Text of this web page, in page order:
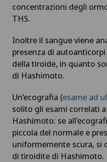
Cura intermedia IMC
Curvatura del pene
Curvatura della
Da Vinci
Degenerazione
Densitometria
concentrazioni degli
THS.
Inoltre il sangue viene
presenza di
della tiroide, in quanto
di Hashimoto.
Un’ecografia (esame ad
solito gli esami correlati
Hashimoto: se
piccola del normale e
uniformemente scura, si
di tiroidite di Hashimoto.